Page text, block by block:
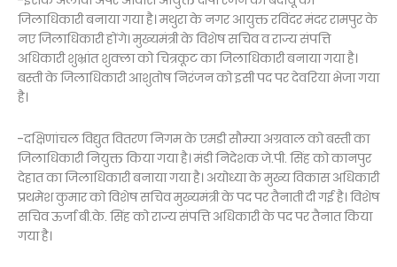
जिलाधिकारी बनाया गया है। मथुरा के नगर आयुक्त रविंदर मंदर रामपुर के
नए जिलाधिकारी होंगे। मुख्यमंत्री के विशेष सचिव व राज्य संपत्ति
अधिकारी शुभ्रांत शुक्ला को चित्रकूट का जिलाधिकारी बनाया गया है।
बस्ती के जिलाधिकारी आशुतोष निरंजन को इसी पद पर देवरिया भेजा गया
है।
-दक्षिणांचल विद्युत वितरण निगम के एमडी सौम्या अग्रवाल को बस्ती का
जिलाधिकारी नियुक्त किया गया है। मंडी निदेशक जे.पी. सिंह को कानपुर
देहात का जिलाधिकारी बनाया गया है। अयोध्या के मुख्य विकास अधिकारी
प्रथमेश कुमार को विशेष सचिव मुख्यमंत्री के पद पर तैनाती दी गई है। विशेष
सचिव ऊर्जा बी.के. सिंह को राज्य संपत्ति अधिकारी के पद पर तैनात किया
गया है।